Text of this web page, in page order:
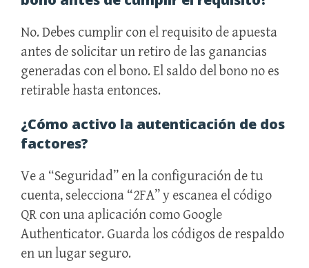
No. Debes cumplir con el requisito de apuesta
antes de solicitar un retiro de las ganancias
generadas con el bono. El saldo del bono no es
retirable hasta entonces.
¿Cómo activo la autenticación de dos
factores?
Ve a “Seguridad” en la configuración de tu
cuenta, selecciona “2FA” y escanea el código
QR con una aplicación como Google
Authenticator. Guarda los códigos de respaldo
en un lugar seguro.